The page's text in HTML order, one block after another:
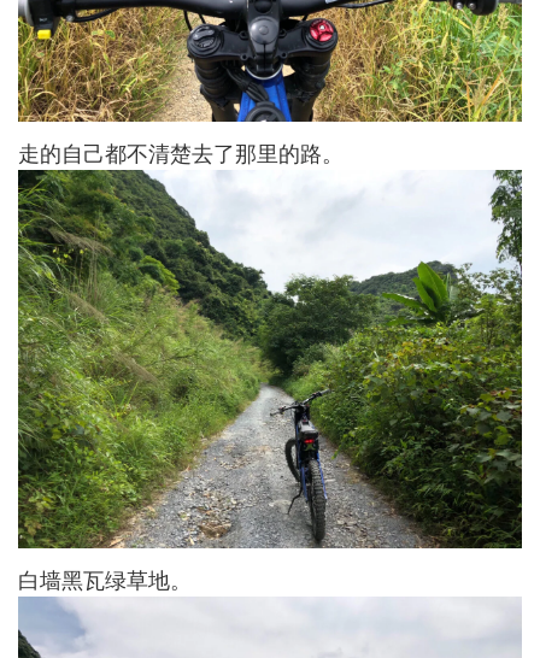
走的自己都不清楚去了那里的路。
白墙黑瓦绿草地。